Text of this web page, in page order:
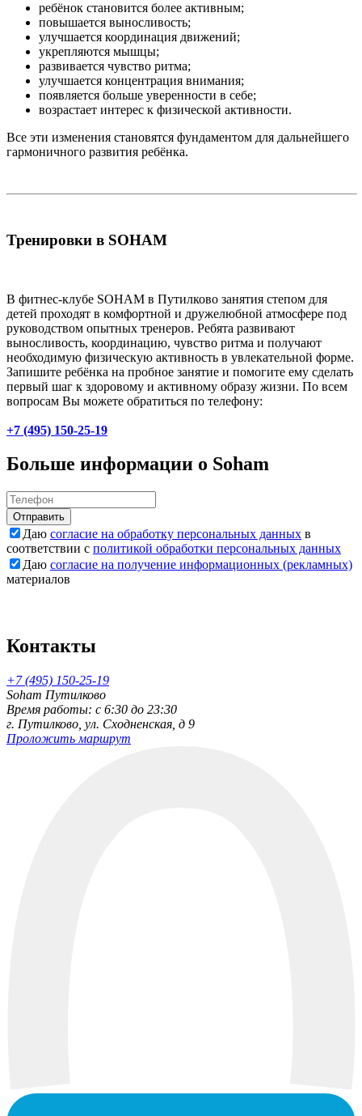
ребёнок становится более активным;
повышается выносливость;
улучшается координация движений;
укрепляются мышцы;
развивается чувство ритма;
улучшается концентрация внимания;
появляется больше уверенности в себе;
возрастает интерес к физической активности.
Все эти изменения становятся фундаментом для дальнейшего
гармоничного развития ребёнка.
Тренировки в SOHAM
В фитнес-клубе SOHAM в Путилково занятия степом для
детей проходят в комфортной и дружелюбной атмосфере под
руководством опытных тренеров. Ребята развивают
выносливость, координацию, чувство ритма и получают
необходимую физическую активность в увлекательной форме.
Запишите ребёнка на пробное занятие и помогите ему сделать
первый шаг к здоровому и активному образу жизни. По всем
вопросам Вы можете обратиться по телефону:
+7 (495) 150-25-19
Больше информации о Soham
Отправить
Даю согласие на обработку персональных данных в
соответствии с политикой обработки персональных данных
Даю согласие на получение информационных (рекламных)
материалов
Контакты
+7 (495) 150-25-19
Soham Путилково
Время работы: c 6:30 до 23:30
г. Путилково, ул. Сходненская, д 9
Проложить маршрут